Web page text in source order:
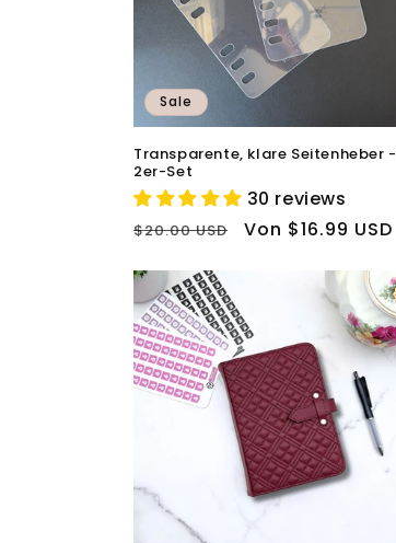
Sale
Transparente, klare Seitenheber -
2er-Set
30 reviews
Normaler
$20.00 USD Verkaufspreis
Von $16.99 USD